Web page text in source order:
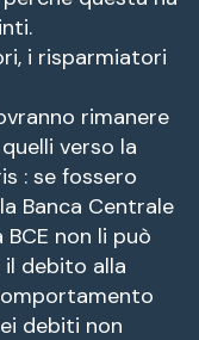
i risparmiatori
rimanere
verso la
: se fossero
Banca Centrale
non li può
debito alla
debiti non